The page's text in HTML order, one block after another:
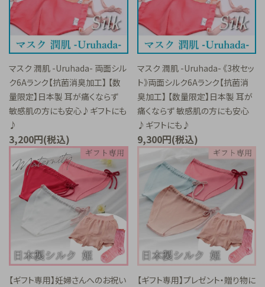
マスク 潤肌 -Uruhada- 両面シル
ク6Aランク【抗菌消臭加工】 【数
量限定】日本製 耳が痛くならず
敏感肌の方にも安心♪ギフトにも
♪
3,200円(税込)
マスク 潤肌 -Uruhada- 《3枚セッ
ト》両面シルク6Aランク【抗菌消
臭加工】 【数量限定】日本製 耳が
痛くならず 敏感肌の方にも安心
♪ギフトにも♪
9,300円(税込)
【ギフト専用】妊婦さんへのお祝い
【ギフト専用】プレゼント・贈り物に